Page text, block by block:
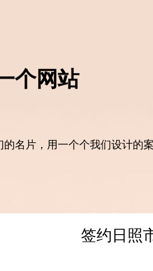
个网站
名片，用一个个我们设计的
签约日照